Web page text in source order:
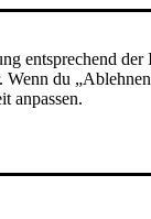
entsprechend
du
anpassen.